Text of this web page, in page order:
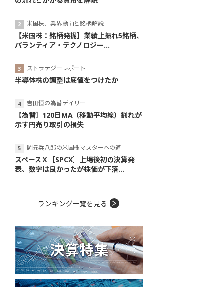
米国株、業界動向と銘柄解説
【米国株：銘柄発掘】業績上振れ5銘柄、
パランティア・テクノロジー...
ストラテジーレポート
半導体株の調整は底値をつけたか
吉田恒の為替デイリー
【為替】120日MA（移動平均線）割れが
示す円売り取引の損失
岡元兵八郎の米国株マスターへの道
スペースＸ［SPCX］上場後初の決算発
表、数字は良かったが株価が下落...
ランキング一覧を見る